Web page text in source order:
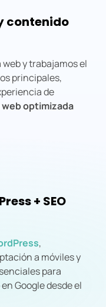
contenido
y trabajamos el
principales,
de
optimizada
+ SEO
,
a móviles y
para
Google desde el